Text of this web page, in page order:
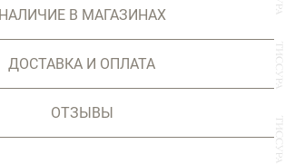
НАЛИЧИЕ В МАГАЗИНАХ
ДОСТАВКА И ОПЛАТА
ОТЗЫВЫ